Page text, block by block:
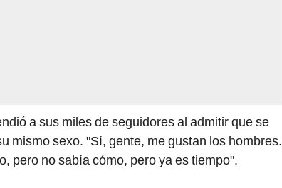
a sus miles de seguidores al admitir que se
mismo sexo. "Sí, gente, me gustan los hombres.
pero no sabía cómo, pero ya es tiempo",